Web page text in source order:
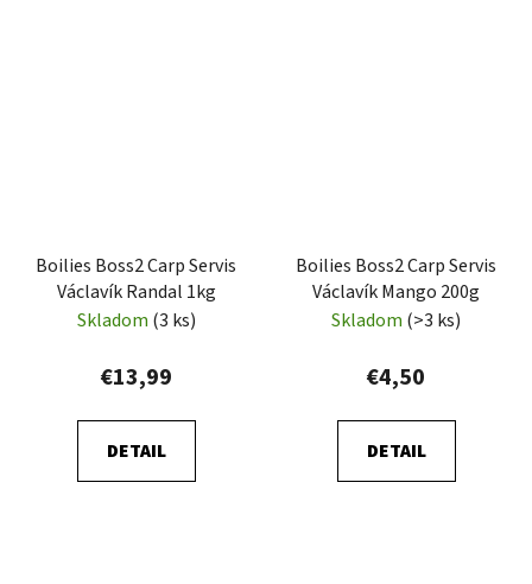
Boilies Boss2 Carp Servis
Václavík Randal 1kg
Skladom (3 ks)
€13,99
DETAIL
Boilies Boss2 Carp Servis
Václavík Mango 200g
Skladom (>3 ks)
€4,50
DETAIL